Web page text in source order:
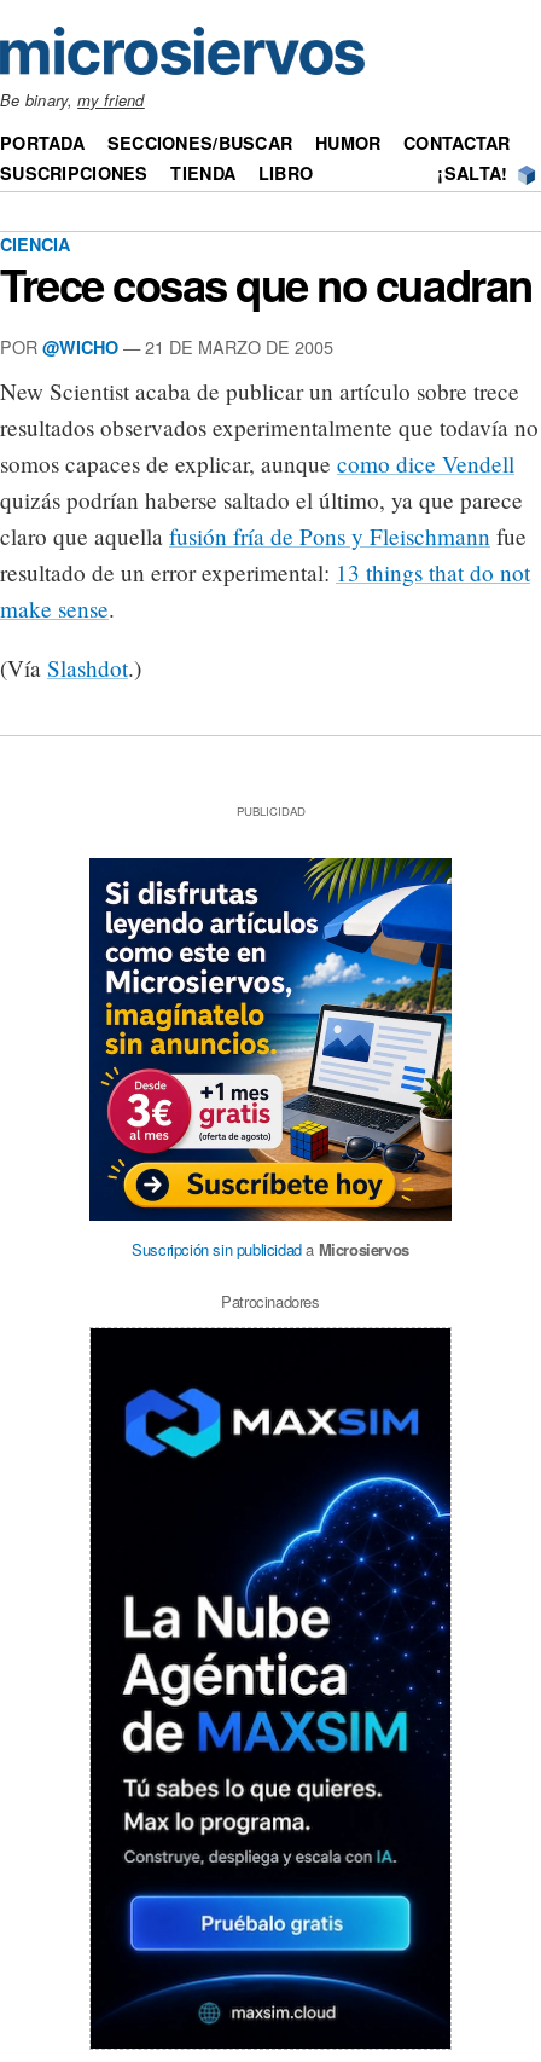
Be binary,my friend
PORTADA SECCIONES/BUSCAR HUMOR
CONTACTAR
SUSCRIPCIONES
TIENDA LIBRO ¡SALTA!
CIENCIA
Trece cosas que no cuadran
POR @WICHO — 21 DE MARZO DE 2005
New Scientist acaba de publicar un artículo sobre trece
resultados observados experimentalmente que todavía no
somos capaces de explicar, aunque como dice Vendell
quizás podrían haberse saltado el último, ya que parece
claro que aquella fusión fría de Pons y Fleischmann fue
resultado de un error experimental: 13 things that do not
make sense.
(Vía Slashdot.)
PUBLICIDAD
Suscripción sin publicidada Microsiervos
Patrocinadores